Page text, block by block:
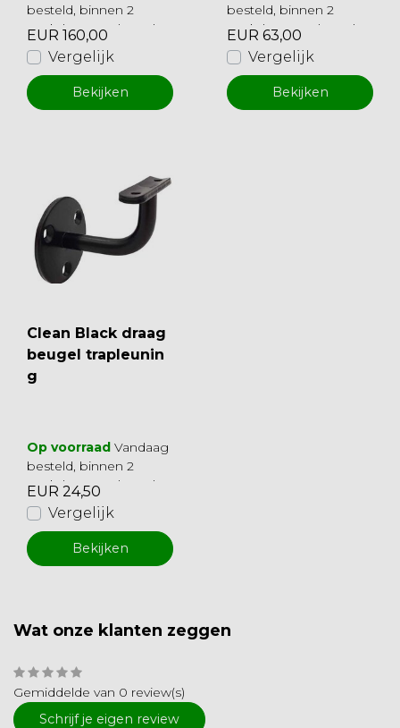
besteld, binnen 2
werkdagen geleverd
EUR 160,00
Vergelijk
Bekijken
besteld, binnen 2
werkdagen geleverd
EUR 63,00
Vergelijk
Bekijken
Clean Black draag
beugel trapleunin
g
Op voorraad Vandaag
besteld, binnen 2
werkdagen geleverd
EUR 24,50
Vergelijk
Bekijken
Wat onze klanten zeggen
Gemiddelde van 0 review(s)
Schrijf je eigen review